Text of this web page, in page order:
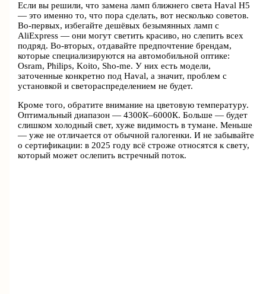
Если вы решили, что замена ламп ближнего света Haval H5
— это именно то, что пора сделать, вот несколько советов.
Во-первых, избегайте дешёвых безымянных ламп с
AliExpress — они могут светить красиво, но слепить всех
подряд. Во-вторых, отдавайте предпочтение брендам,
которые специализируются на автомобильной оптике:
Osram, Philips, Koito, Sho-me. У них есть модели,
заточенные конкретно под Haval, а значит, проблем с
установкой и светораспределением не будет.
Кроме того, обратите внимание на цветовую температуру.
Оптимальный диапазон — 4300К–6000К. Больше — будет
слишком холодный свет, хуже видимость в тумане. Меньше
— уже не отличается от обычной галогенки. И не забывайте
о сертификации: в 2025 году всё строже относятся к свету,
который может ослепить встречный поток.